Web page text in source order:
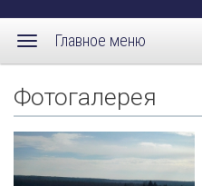
Главное меню
Фотогалерея